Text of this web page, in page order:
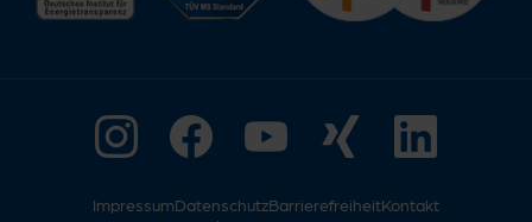
ImpressumDatenschutzBarrierefreiheitKontakt